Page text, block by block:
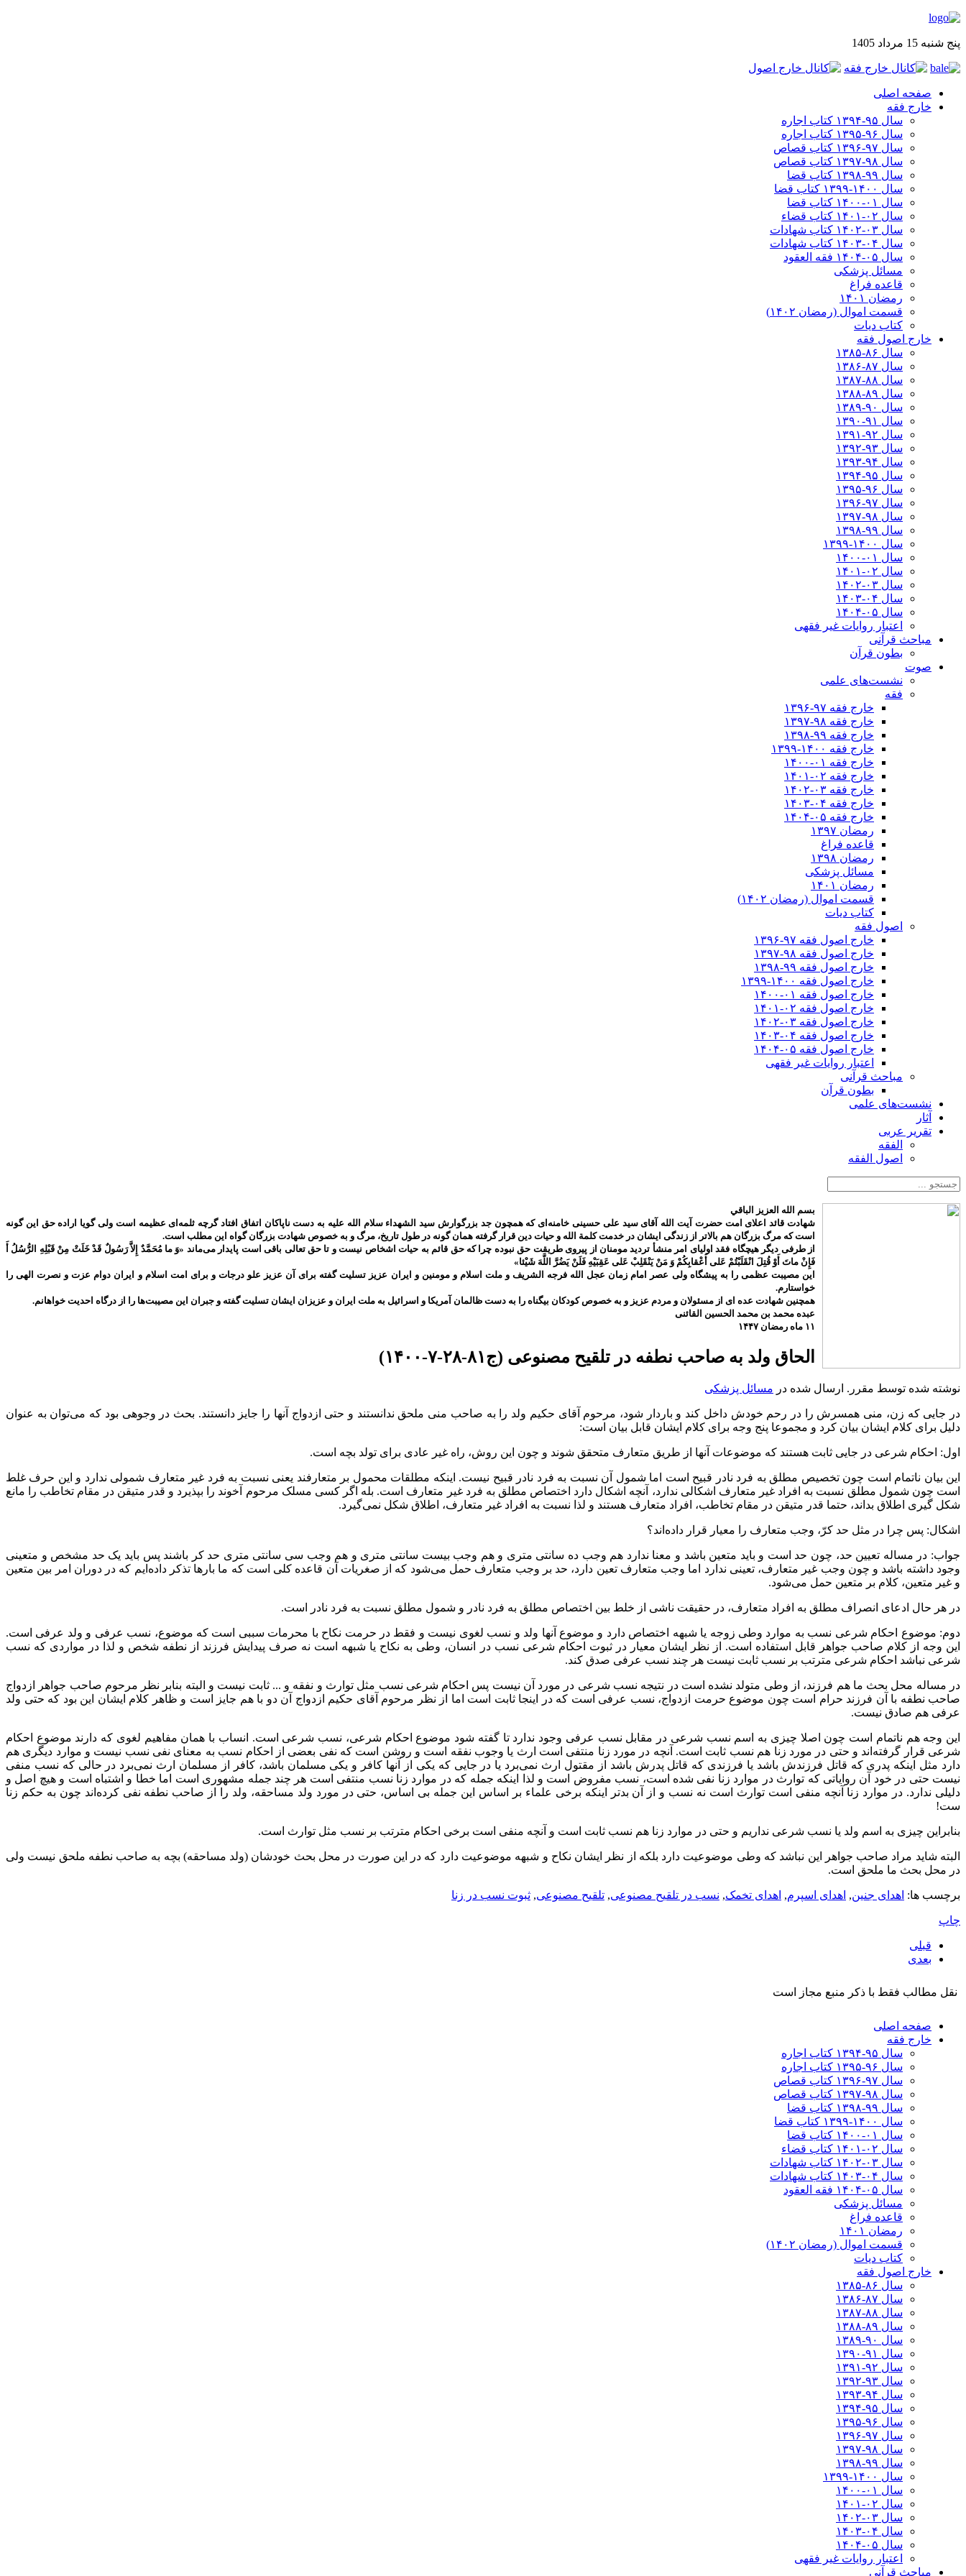
پنج شنبه 15 مرداد 1405
صفحه اصلی
خارج فقه
سال ۹۵-۱۳۹۴ کتاب اجاره
سال ۹۶-۱۳۹۵ کتاب اجاره
سال ۹۷-۱۳۹۶ کتاب قصاص
سال ۹۸-۱۳۹۷ کتاب قصاص
سال ۹۹-۱۳۹۸‍ کتاب قضا
سال ۱۴۰۰-۱۳۹۹ کتاب قضا
سال ۰۱-۱۴۰۰ کتاب قضا
سال ۰۲-۱۴۰۱ کتاب قضاء
سال ۰۳-۱۴۰۲ کتاب شهادات
سال ۰۴-۱۴۰۳ کتاب شهادات
سال ۰۵-۱۴۰۴ فقه العقود
مسائل پزشکی
قاعده فراغ
رمضان ۱۴۰۱
قسمت اموال (رمضان ۱۴۰۲)
کتاب دیات
خارج اصول فقه
سال ۸۶-۱۳۸۵
سال ۸۷-۱۳۸۶
سال ۸۸-۱۳۸۷
سال ۸۹-۱۳۸۸
سال ۹۰-۱۳۸۹
سال ۹۱-۱۳۹۰
سال ۹۲-۱۳۹۱
سال ۹۳-۱۳۹۲
سال ۹۴-۱۳۹۳
سال ۹۵-۱۳۹۴
سال ۹۶-۱۳۹۵
سال ۹۷-۱۳۹۶
سال ۹۸-۱۳۹۷
سال ۹۹-۱۳۹۸‍
سال ۱۴۰۰-۱۳۹۹
سال ۰۱-۱۴۰۰
سال ۰۲-۱۴۰۱
سال ۰۳-۱۴۰۲
سال ۰۴-۱۴۰۳
سال ۰۵-۱۴۰۴
اعتبار روایات غیر فقهی
مباحث قرآنی
بطون قرآن
صوت
نشست‌های علمی
فقه
خارج فقه ۹۷-۱۳۹۶
خارج فقه ۹۸-۱۳۹۷
خارج فقه ۹۹-۱۳۹۸
خارج فقه ۱۴۰۰-۱۳۹۹
خارج فقه ۰۱-۱۴۰۰
خارج فقه ۰۲-۱۴۰۱
خارج فقه ۰۳-۱۴۰۲
خارج فقه ۰۴-۱۴۰۳
خارج فقه ۰۵-۱۴۰۴
رمضان ۱۳۹۷
قاعده فراغ
رمضان ۱۳۹۸
مسائل پزشکی
رمضان ۱۴۰۱
قسمت اموال (رمضان ۱۴۰۲)
کتاب دیات
اصول فقه
خارج اصول فقه ۹۷-۱۳۹۶
خارج اصول فقه ۹۸-۱۳۹۷
خارج اصول فقه ۹۹-۱۳۹۸
خارج اصول فقه ۱۴۰۰-۱۳۹۹
خارج اصول فقه ۰۱-۱۴۰۰
خارج اصول فقه ۰۲-۱۴۰۱
خارج اصول فقه ۰۳-۱۴۰۲
خارج اصول فقه ۰۴-۱۴۰۳
خارج اصول فقه ۰۵-۱۴۰۴
اعتبار روایات غیر فقهی
مباحث قرآنی
بطون قرآن
نشست‌های علمی
آثار
تقریر عربی
الفقه
اصول الفقه
بسم الله العزیز الباقي
شهادت قائد اعلای امت حضرت آیت الله آقای سید علی حسینی خامنه‌ای که همچون جد بزرگوارش سید الشهداء سلام الله علیه به دست ناپاکان اتفاق افتاد گرچه ثلمه‌ای عظیمه است ولی گویا اراده حق این گونه
است که مرگ بزرگان هم بالاتر از زندگی ایشان در خدمت کلمة الله و حیات دین قرار گرفته همان گونه در طول تاریخ، مرگ و به خصوص شهادت بزرگان گواه این مطلب است.
از طرفی دیگر هیچگاه فقد اولیای امر منشأ تردید مومنان از پیروی طریقت حق نبوده چرا که حق قائم به حیات اشخاص نیست و تا حق تعالی باقی است پایدار می‌ماند «وَ ما مُحَمَّدٌ إِلاَّ رَسُولٌ قَدْ خَلَتْ مِنْ قَبْلِهِ الرُّسُلُ أَ
فَإِنْ ماتَ أَوْ قُتِلَ انْقَلَبْتُمْ عَلى‌ أَعْقابِكُمْ وَ مَنْ يَنْقَلِبْ عَلى‌ عَقِبَيْهِ فَلَنْ يَضُرَّ اللَّهَ شَيْئا»
این مصیبت عظمی را به پیشگاه ولی عصر امام زمان عجل الله فرجه الشریف و ملت اسلام و مومنین و ایران عزیز تسلیت گفته برای آن عزیز علو درجات و برای امت اسلام و ایران دوام عزت و نصرت الهی را
خواستارم.
همچنین شهادت عده ای از مسئولان و مردم عزیز و به خصوص کودکان بیگناه را به دست ظالمان آمریکا و اسرائیل به ملت ایران و عزیزان ایشان تسلیت گفته و جبران این مصیبت‌ها را از درگاه احدیت خواهانم.
عبده محمد بن محمد الحسین القائنی
۱۱ ماه رمضان ۱۴۴۷
الحاق ولد به صاحب نطفه در تلقیح مصنوعی (ج۸۱-۲۸-۷-۱۴۰۰)
نوشته شده توسط مقرر. ارسال شده در مسائل پزشکی
در جایی که زن، منی همسرش را در رحم خودش داخل کند و باردار شود، مرحوم آقای حکیم ولد را به صاحب منی ملحق ندانستند و حتی ازدواج آنها را جایز دانستند. بحث در وجوهی بود که می‌توان به عنوان
دلیل برای کلام ایشان بیان کرد و مجموعا پنج وجه برای کلام ایشان قابل بیان است:
اول: احکام شرعی در جایی ثابت هستند که موضوعات آنها از طریق متعارف متحقق شوند و چون این روش، راه غیر عادی برای تولد بچه است.
این بیان ناتمام است چون تخصیص مطلق به فرد نادر قبیح است اما شمول آن نسبت به فرد نادر قبیح نیست. اینکه مطلقات محمول بر متعارفند یعنی نسبت به فرد غیر متعارف شمولی ندارد و این حرف غلط
است چون شمول مطلق نسبت به افراد غیر متعارف اشکالی ندارد، آنچه اشکال دارد اختصاص مطلق به فرد غیر متعارف است. بله اگر کسی مسلک مرحوم آخوند را بپذیرد و قدر متیقن در مقام تخاطب را مانع
شکل گیری اطلاق بداند، حتما قدر متیقن در مقام تخاطب، افراد متعارف هستند و لذا نسبت به افراد غیر متعارف، اطلاق شکل نمی‌گیرد.
اشکال: پس چرا در مثل حد کرّ، وجب متعارف را معیار قرار داده‌اند؟
جواب: در مساله تعیین حد، چون حد است و باید متعین باشد و معنا ندارد هم وجب ده سانتی متری و هم وجب بیست سانتی متری و هم وجب سی سانتی متری حد کر باشند پس باید یک حد مشخص و متعینی
وجود داشته باشد و چون وجب غیر متعارف، تعینی ندارد اما وجب متعارف تعین دارد، حد بر وجب متعارف حمل می‌شود که از صغریات آن قاعده کلی است که ما بارها تذکر داده‌ایم که در دوران امر بین متعین
و غیر متعین، کلام بر متعین حمل می‌شود.
در هر حال ادعای انصراف مطلق به افراد متعارف، در حقیقت ناشی از خلط بین اختصاص مطلق به فرد نادر و شمول مطلق نسبت به فرد نادر است.
دوم: موضوع احکام شرعی نسب به موارد وطی زوجه یا شبهه اختصاص دارد و موضوع آنها ولد و نسب لغوی نیست و فقط در حرمت نکاح با محرمات سببی است که موضوع، نسب عرفی و ولد عرفی است.
این وجه از کلام صاحب جواهر قابل استفاده است. از نظر ایشان معیار در ثبوت احکام شرعی نسب در انسان، وطی به نکاح یا شبهه است نه صرف پیدایش فرزند از نطفه شخص و لذا در مواردی که نسب
شرعی نباشد احکام شرعی مترتب بر نسب ثابت نیست هر چند نسب عرفی صدق کند.
در مساله محل بحث ما هم فرزند، از وطی متولد نشده است در نتیجه نسب شرعی در مورد آن نیست پس احکام شرعی نسب مثل توارث و نفقه و ... ثابت نیست و البته بنابر نظر مرحوم صاحب جواهر ازدواج
صاحب نطفه با آن فرزند حرام است چون موضوع حرمت ازدواج، نسب عرفی است که در اینجا ثابت است اما از نظر مرحوم آقای حکیم ازدواج آن دو با هم جایز است و ظاهر کلام ایشان این بود که حتی ولد
عرفی هم صادق نیست.
این وجه هم ناتمام است چون اصلا چیزی به اسم نسب شرعی در مقابل نسب عرفی وجود ندارد تا گفته شود موضوع احکام شرعی، نسب شرعی است. انساب با همان مفاهیم لغوی که دارند موضوع احکام
شرعی قرار گرفته‌اند و حتی در مورد زنا هم نسب ثابت است. آنچه در مورد زنا منتفی است ارث یا وجوب نفقه است و روشن است که نفی بعضی از احکام نسب به معنای نفی نسب نیست و موارد دیگری هم
دارد مثل اینکه پدری که قاتل فرزندش باشد یا فرزندی که قاتل پدرش باشد از مقتول ارث نمی‌برد یا در جایی که یکی از آنها کافر و یکی مسلمان باشد، کافر از مسلمان ارث نمی‌برد در حالی که نسب منفی
نیست حتی در خود آن روایاتی که توارث در موارد زنا نفی شده است، نسب مفروض است و لذا اینکه جمله که در موارد زنا نسب منتفی است هر چند جمله مشهوری است اما خطا و اشتباه است و هیچ اصل و
دلیلی ندارد. در موارد زنا آنچه منفی است توارث است نه نسب و از آن بدتر اینکه برخی علماء بر اساس این جمله بی اساس، حتی در مورد ولد مساحقه، ولد را از صاحب نطفه نفی کرده‌اند چون به حکم زنا
ست!
بنابراین چیزی به اسم ولد یا نسب شرعی نداریم و حتی در موارد زنا هم نسب ثابت است و آنچه منفی است برخی احکام مترتب بر نسب مثل توارث است.
البته شاید مراد صاحب جواهر این نباشد که وطی موضوعیت دارد بلکه از نظر ایشان نکاح و شبهه موضوعیت دارد که در این صورت در محل بحث خودشان (ولد مساحقه) بچه به صاحب نطفه ملحق نیست ولی
در محل بحث ما ملحق است.
برچسب ها: اهدای جنین, اهدای اسپرم, اهدای تخمک, نسب در تلقیح مصنوعی, تلقیح مصنوعی, ثبوت نسب در زنا
چاپ
قبلی
بعدی
نقل مطالب فقط با ذکر منبع مجاز است
صفحه اصلی
خارج فقه
سال ۹۵-۱۳۹۴ کتاب اجاره
سال ۹۶-۱۳۹۵ کتاب اجاره
سال ۹۷-۱۳۹۶ کتاب قصاص
سال ۹۸-۱۳۹۷ کتاب قصاص
سال ۹۹-۱۳۹۸‍ کتاب قضا
سال ۱۴۰۰-۱۳۹۹ کتاب قضا
سال ۰۱-۱۴۰۰ کتاب قضا
سال ۰۲-۱۴۰۱ کتاب قضاء
سال ۰۳-۱۴۰۲ کتاب شهادات
سال ۰۴-۱۴۰۳ کتاب شهادات
سال ۰۵-۱۴۰۴ فقه العقود
مسائل پزشکی
قاعده فراغ
رمضان ۱۴۰۱
قسمت اموال (رمضان ۱۴۰۲)
کتاب دیات
خارج اصول فقه
سال ۸۶-۱۳۸۵
سال ۸۷-۱۳۸۶
سال ۸۸-۱۳۸۷
سال ۸۹-۱۳۸۸
سال ۹۰-۱۳۸۹
سال ۹۱-۱۳۹۰
سال ۹۲-۱۳۹۱
سال ۹۳-۱۳۹۲
سال ۹۴-۱۳۹۳
سال ۹۵-۱۳۹۴
سال ۹۶-۱۳۹۵
سال ۹۷-۱۳۹۶
سال ۹۸-۱۳۹۷
سال ۹۹-۱۳۹۸‍
سال ۱۴۰۰-۱۳۹۹
سال ۰۱-۱۴۰۰
سال ۰۲-۱۴۰۱
سال ۰۳-۱۴۰۲
سال ۰۴-۱۴۰۳
سال ۰۵-۱۴۰۴
اعتبار روایات غیر فقهی
مباحث قرآنی